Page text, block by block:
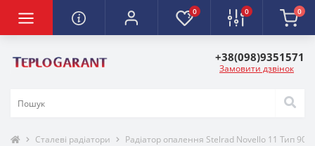
0 0 0
+38(098)9351571
Замовити дзвінок
Сталеві радіатори Радіатор опалення Stelrad Novello 11 Тип